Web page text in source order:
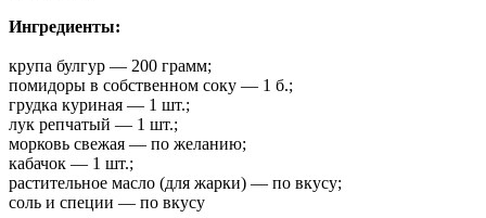
Ингредиенты:
крупа булгур — 200 грамм;
помидоры в собственном соку — 1 б.;
грудка куриная — 1 шт.;
лук репчатый — 1 шт.;
морковь свежая — по желанию;
кабачок — 1 шт.;
растительное масло (для жарки) — по вкусу;
соль и специи — по вкусу